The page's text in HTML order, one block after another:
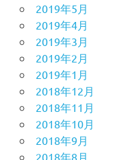
2019年5月
2019年4月
2019年3月
2019年2月
2019年1月
2018年12月
2018年11月
2018年10月
2018年9月
2018年8月